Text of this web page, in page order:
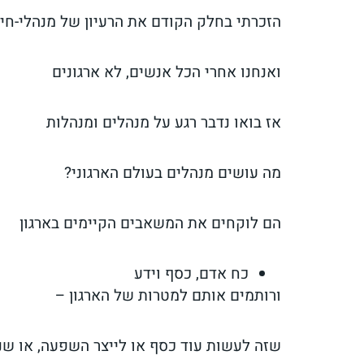
הזכרתי בחלק הקודם את הרעיון של מנהלי-
ואנחנו אחרי הכל אנשים, לא ארגונים
אז בואו נדבר רגע על מנהלים ומנהלות
מה עושים מנהלים בעולם הארגוני?
הם לוקחים את המשאבים הקיימים בארגון
כח אדם, כסף וידע
ורותמים אותם למטרות של הארגון –
שזה לעשות עוד כסף או לייצר השפעה, או